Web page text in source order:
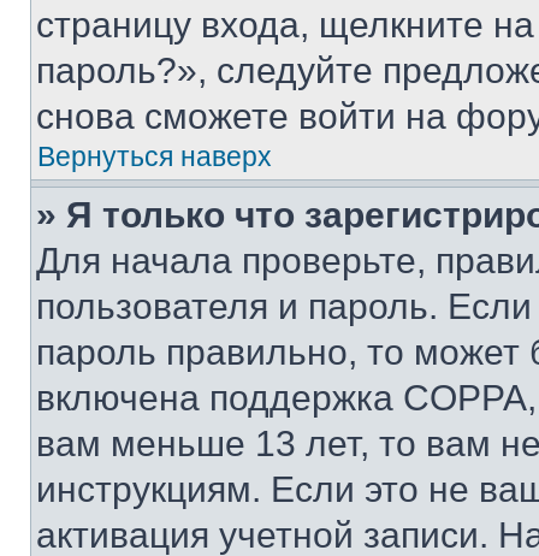
страницу входа, щелкните
пароль?», следуйте
снова сможете войти на
Вернуться наверх
» Я только что
Для начала проверьте,
пользователя и пароль.
пароль правильно, то может
включена поддержка
вам меньше 13 лет, то вам
инструкциям. Если это не
активация учетной записи.